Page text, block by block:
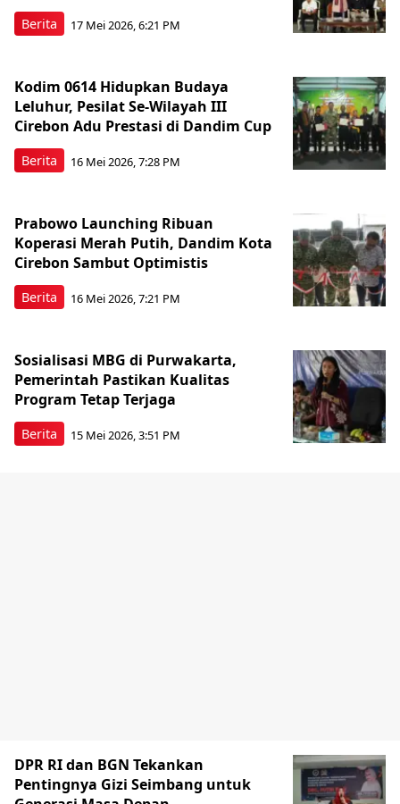
Berita 17 Mei 2026, 6:21 PM
Berita
Kodim 0614 Hidupkan Budaya
Leluhur, Pesilat Se-Wilayah III
Cirebon Adu Prestasi di Dandim Cup
16 Mei 2026, 7:28 PM
Berita
Prabowo Launching Ribuan
Koperasi Merah Putih, Dandim Kota
Cirebon Sambut Optimistis
16 Mei 2026, 7:21 PM
Berita
Sosialisasi MBG di Purwakarta,
Pemerintah Pastikan Kualitas
Program Tetap Terjaga
15 Mei 2026, 3:51 PM
DPR RI dan BGN Tekankan
Pentingnya Gizi Seimbang untuk